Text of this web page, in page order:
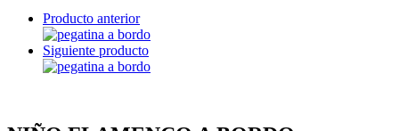
Producto anterior
Siguiente producto